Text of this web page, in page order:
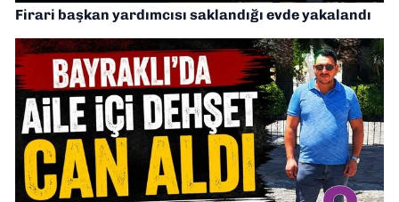
Firari başkan yardımcısı saklandığı evde yakalandı